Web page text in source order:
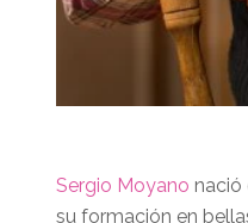
Sergio Moyano nació
su formación en